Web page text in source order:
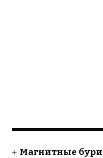
Магнитные бури